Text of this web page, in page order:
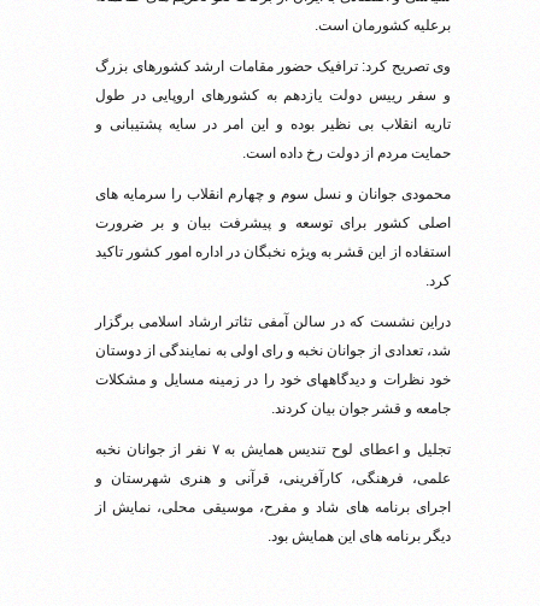
برعلیه کشورمان است.
وی تصریح کرد: ترافیک حضور مقامات ارشد کشورهای بزرگ
و سفر رییس دولت یازدهم به کشورهای اروپایی در طول
تاریه انقلاب بی نظیر بوده و این امر در سایه پشتیبانی و
حمایت مردم از دولت رخ داده است.
محمودی جوانان و نسل سوم و چهارم انقلاب را سرمایه های
اصلی کشور برای توسعه و پیشرفت بیان و بر ضرورت
استفاده از این قشر به ویژه نخبگان در اداره امور کشور تاکید
کرد.
دراین نشست که در سالن آمفی تئاتر ارشاد اسلامی برگزار
شد، تعدادی از جوانان نخبه و رای اولی به نمایندگی از دوستان
خود نظرات و دیدگاههای خود را در زمینه مسایل و مشکلات
جامعه و قشر جوان بیان کردند.
تجلیل و اعطای لوح تندیس همایش به ۷ نفر از جوانان نخبه
علمی، فرهنگی، کارآفرینی، قرآنی و هنری شهرستان و
اجرای برنامه های شاد و مفرح، موسیقی محلی، نمایش از
دیگر برنامه های این همایش بود.